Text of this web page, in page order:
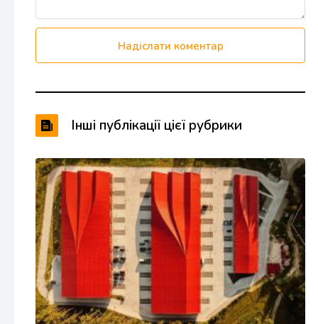
Надіслати коментар
Інші публікації цієї рубрики